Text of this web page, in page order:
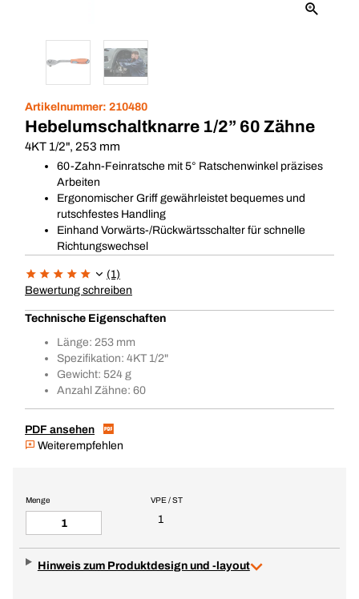
Artikelnummer: 210480
Hebelumschaltknarre 1/2” 60 Zähne
4KT 1/2", 253 mm
60-Zahn-Feinratsche mit 5° Ratschenwinkel präzises
Arbeiten
Ergonomischer Griff gewährleistet bequemes und
rutschfestes Handling
Einhand Vorwärts-/Rückwärtsschalter für schnelle
Richtungswechsel
(1)
Bewertung schreiben
Technische Eigenschaften
Länge: 253 mm
Spezifikation: 4KT 1/2"
Gewicht: 524 g
Anzahl Zähne: 60
PDF ansehen
Weiterempfehlen
VPE / ST
1
Menge
Hinweis zum Produktdesign und -layout